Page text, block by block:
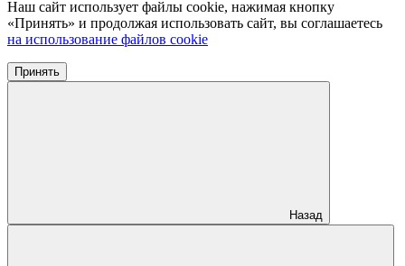
Наш сайт использует файлы cookie, нажимая кнопку
«Принять» и продолжая использовать сайт, вы соглашаетесь
на использование файлов cookie
Принять
Назад